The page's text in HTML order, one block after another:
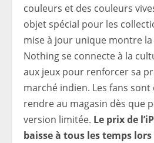
couleurs et des couleurs
objet spécial pour les
mise à jour unique montre
Nothing se connecte à la
aux jeux pour renforcer sa
marché indien. Les fans sont
rendre au magasin dès que
version limitée. Le prix de
baisse à tous les temps